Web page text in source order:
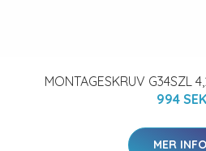
MONTAGESKRUV G34SZL
994 SEK
MER